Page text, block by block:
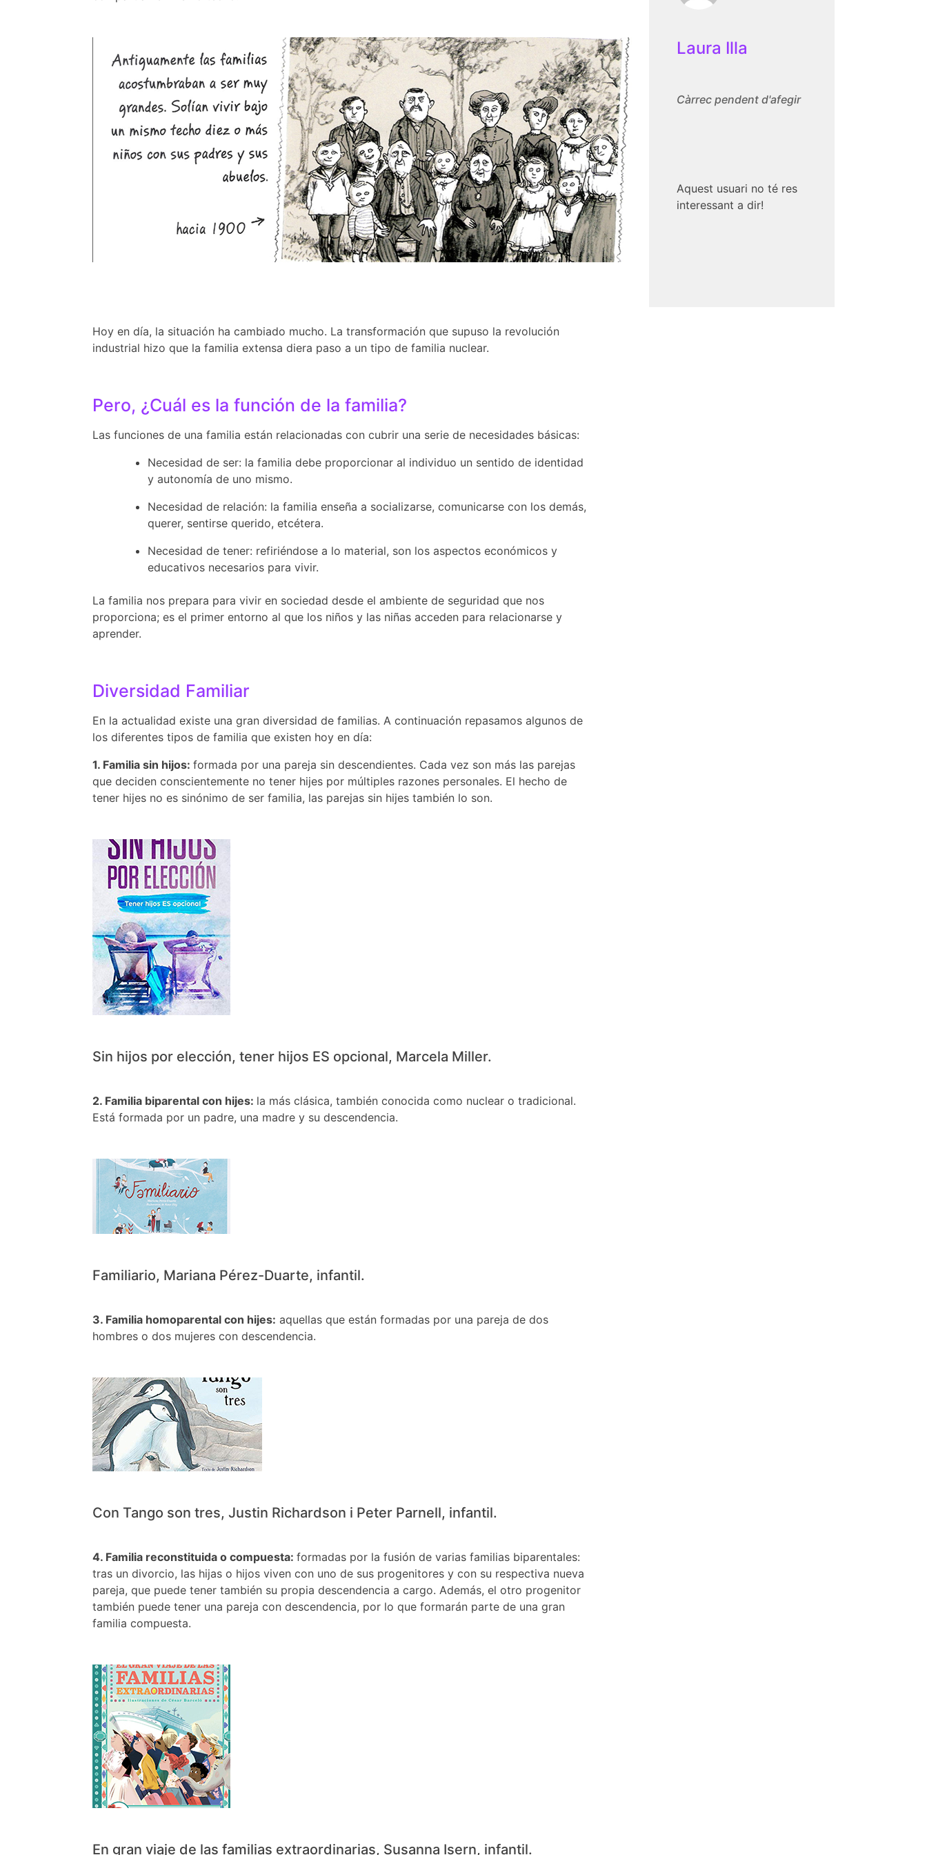
Hoy en día, la situación ha cambiado mucho. La transformación que supuso la revolución
industrial hizo que la familia extensa diera paso a un tipo de familia nuclear.
Pero, ¿Cuál es la función de la familia?
Las funciones de una familia están relacionadas con cubrir una serie de necesidades básicas:
Necesidad de ser: la familia debe proporcionar al individuo un sentido de identidad
y autonomía de uno mismo.
Necesidad de relación: la familia enseña a socializarse, comunicarse con los demás,
querer, sentirse querido, etcétera.
Necesidad de tener: refiriéndose a lo material, son los aspectos económicos y
educativos necesarios para vivir.
La familia nos prepara para vivir en sociedad desde el ambiente de seguridad que nos
proporciona; es el primer entorno al que los niños y las niñas acceden para relacionarse y
aprender.
Diversidad Familiar
En la actualidad existe una gran diversidad de familias. A continuación repasamos algunos de
los diferentes tipos de familia que existen hoy en día:
1. Familia sin hijos:formada por una pareja sin descendientes. Cada vez son más las parejas
que deciden conscientemente no tener hijes por múltiples razones personales. El hecho de
tener hijes no es sinónimo de ser familia, las parejas sin hijes también lo son.
Sin hijos por elección, tener hijos ES opcional, Marcela Miller.
2. Familia biparental con hijes: la más clásica, también conocida como nuclear o tradicional.
Está formada por un padre, una madre y su descendencia.
Familiario, Mariana Pérez-Duarte, infantil.
3. Familia homoparental con hijes: aquellas que están formadas por una pareja de dos
hombres o dos mujeres con descendencia.
Con Tango son tres, Justin Richardson i Peter Parnell, infantil.
4. Familia reconstituida o compuesta:formadas por la fusión de varias familias biparentales:
tras un divorcio, las hijas o hijos viven con uno de sus progenitores y con su respectiva nueva
pareja, que puede tener también su propia descendencia a cargo. Además, el otro progenitor
también puede tener una pareja con descendencia, por lo que formarán parte de una gran
familia compuesta.
En gran viaje de las familias extraordinarias, Susanna Isern, infantil.
Laura Illa
Càrrec pendent d'afegir
Aquest usuari no té res
interessant a dir!